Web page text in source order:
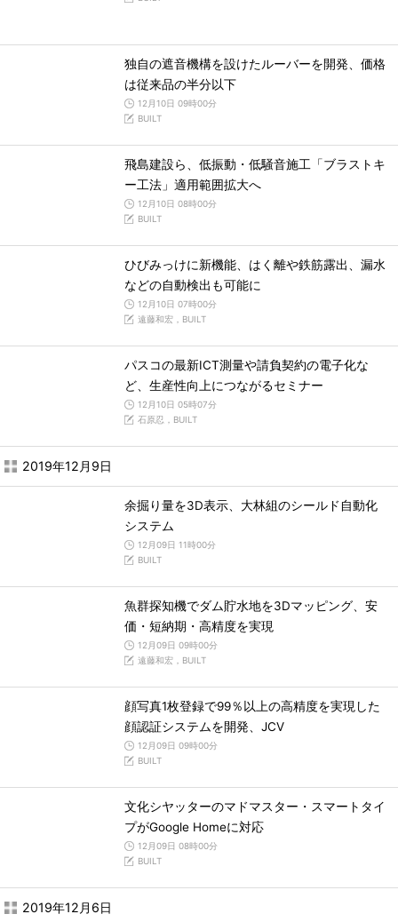
独自の遮音機構を設けたルーバーを開発、価格
は従来品の半分以下
12月10日 09時00分
BUILT
飛島建設ら、低振動・低騒音施工「ブラストキ
ー工法」適用範囲拡大へ
12月10日 08時00分
BUILT
ひびみっけに新機能、はく離や鉄筋露出、漏水
などの自動検出も可能に
12月10日 07時00分
遠藤和宏，BUILT
パスコの最新ICT測量や請負契約の電子化な
ど、生産性向上につながるセミナー
12月10日 05時07分
石原忍，BUILT
2019年12月9日
余掘り量を3D表示、大林組のシールド自動化
システム
12月09日 11時00分
BUILT
魚群探知機でダム貯水地を3Dマッピング、安
価・短納期・高精度を実現
12月09日 09時00分
遠藤和宏，BUILT
顔写真1枚登録で99％以上の高精度を実現した
顔認証システムを開発、JCV
12月09日 09時00分
BUILT
文化シヤッターのマドマスター・スマートタイ
プがGoogle Homeに対応
12月09日 08時00分
BUILT
2019年12月6日